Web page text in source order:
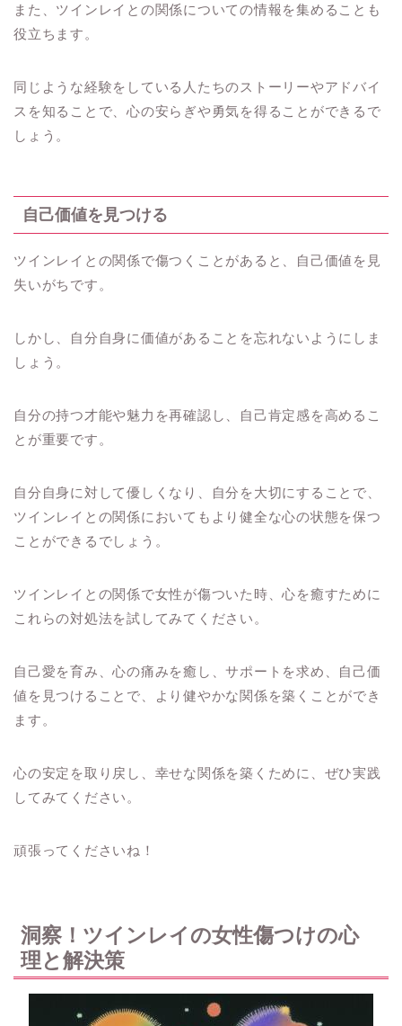
また、ツインレイとの関係についての情報を集めることも
役立ちます。
同じような経験をしている人たちのストーリーやアドバイ
スを知ることで、心の安らぎや勇気を得ることができるで
しょう。
自己価値を見つける
ツインレイとの関係で傷つくことがあると、自己価値を見
失いがちです。
しかし、自分自身に価値があることを忘れないようにしま
しょう。
自分の持つ才能や魅力を再確認し、自己肯定感を高めるこ
とが重要です。
自分自身に対して優しくなり、自分を大切にすることで、
ツインレイとの関係においてもより健全な心の状態を保つ
ことができるでしょう。
ツインレイとの関係で女性が傷ついた時、心を癒すために
これらの対処法を試してみてください。
自己愛を育み、心の痛みを癒し、サポートを求め、自己価
値を見つけることで、より健やかな関係を築くことができ
ます。
心の安定を取り戻し、幸せな関係を築くために、ぜひ実践
してみてください。
頑張ってくださいね！
洞察！ツインレイの女性傷つけの心
理と解決策